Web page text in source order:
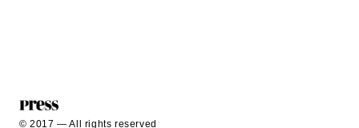
© 2017 — All rights reserved